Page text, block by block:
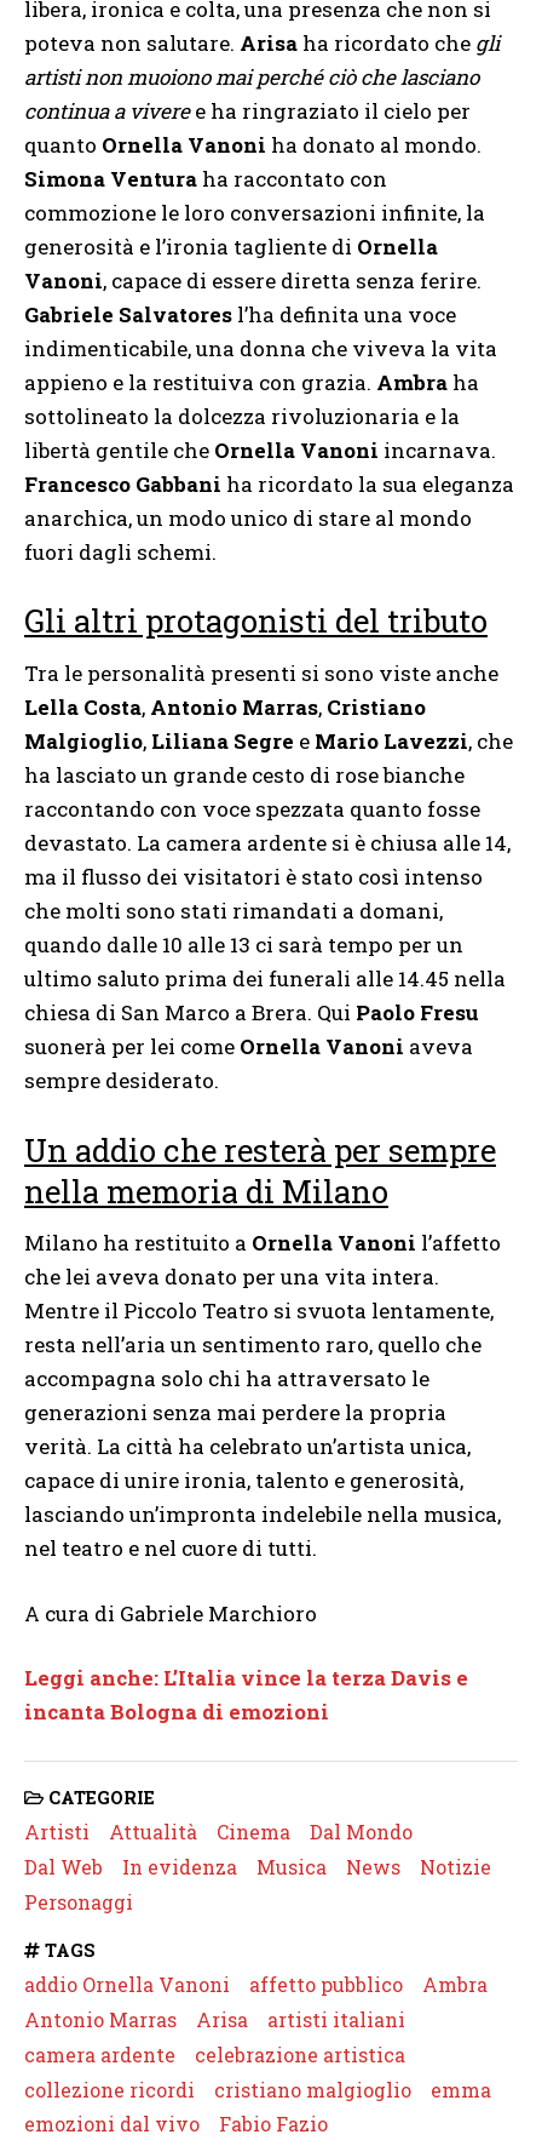
libera, ironica e colta, una presenza che non si
poteva non salutare. Arisa ha ricordato che gli
artisti non muoiono mai perché ciò che lasciano
continua a viveree ha ringraziato il cielo per
quanto Ornella Vanoni ha donato al mondo.
Simona Ventura ha raccontato con
commozione le loro conversazioni infinite, la
generosità e l’ironia tagliente di Ornella
Vanoni, capace di essere diretta senza ferire.
Gabriele Salvatores l’ha definita una voce
indimenticabile, una donna che viveva la vita
appieno e la restituiva con grazia. Ambra ha
sottolineato la dolcezza rivoluzionaria e la
libertà gentile che Ornella Vanoni incarnava.
Francesco Gabbani ha ricordato la sua eleganza
anarchica, un modo unico di stare al mondo
fuori dagli schemi.
Gli altri protagonisti del tributo
Tra le personalità presenti si sono viste anche
Lella Costa, Antonio Marras, Cristiano
Malgioglio, Liliana Segre e Mario Lavezzi, che
ha lasciato un grande cesto di rose bianche
raccontando con voce spezzata quanto fosse
devastato. La camera ardente si è chiusa alle 14,
ma il flusso dei visitatori è stato così intenso
che molti sono stati rimandati a domani,
quando dalle 10 alle 13 ci sarà tempo per un
ultimo saluto prima dei funerali alle 14.45 nella
chiesa di San Marco a Brera. Qui Paolo Fresu
suonerà per lei come Ornella Vanoni aveva
sempre desiderato.
Un addio che resterà per sempre
nella memoria di Milano
Milano ha restituito a Ornella Vanoni l’affetto
che lei aveva donato per una vita intera.
Mentre il Piccolo Teatro si svuota lentamente,
resta nell’aria un sentimento raro, quello che
accompagna solo chi ha attraversato le
generazioni senza mai perdere la propria
verità. La città ha celebrato un’artista unica,
capace di unire ironia, talento e generosità,
lasciando un’impronta indelebile nella musica,
nel teatro e nel cuore di tutti.
A cura di Gabriele Marchioro
Leggi anche: L’Italia vince la terza Davis e
incanta Bologna di emozioni
CATEGORIE
Artisti Attualità Cinema
Dal Mondo
Dal Web
In evidenza Musica News
Notizie
Personaggi
TAGS
addio Ornella Vanoni affetto pubblico
Ambra
Antonio Marras
Arisa
artisti italiani
camera ardente
celebrazione artistica
collezione ricordi
cristiano malgioglio
emma
emozioni dal vivo
Fabio Fazio